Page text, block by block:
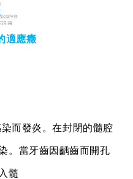
適應癥
而發炎。在封閉的髓腔
。 當牙齒因齲齒而開孔
髓